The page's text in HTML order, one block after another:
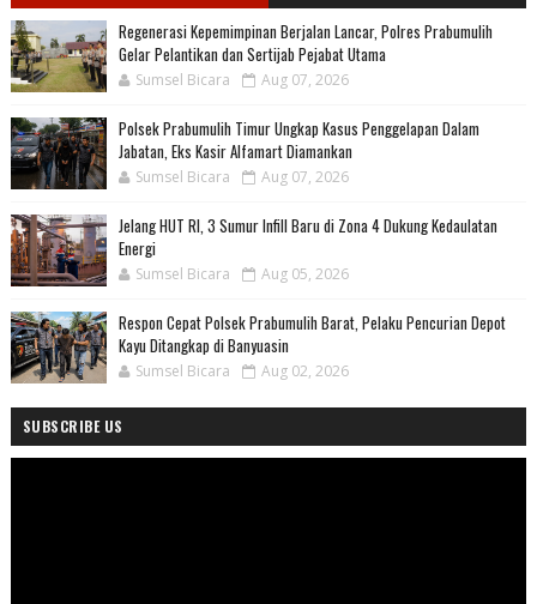
Regenerasi Kepemimpinan Berjalan Lancar, Polres Prabumulih
Gelar Pelantikan dan Sertijab Pejabat Utama
Sumsel Bicara Aug 07, 2026
Polsek Prabumulih Timur Ungkap Kasus Penggelapan Dalam
Jabatan, Eks Kasir Alfamart Diamankan
Sumsel Bicara Aug 07, 2026
Jelang HUT RI, 3 Sumur Infill Baru di Zona 4 Dukung Kedaulatan
Energi
Sumsel Bicara Aug 05, 2026
Respon Cepat Polsek Prabumulih Barat, Pelaku Pencurian Depot
Kayu Ditangkap di Banyuasin
Sumsel Bicara Aug 02, 2026
SUBSCRIBE US